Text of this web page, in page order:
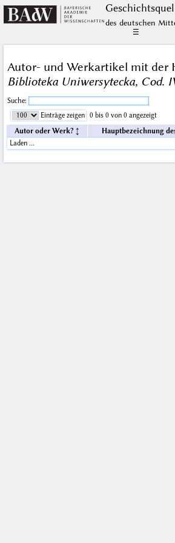
des deutschen
☰
Autor- und Werkartikel mit der
Biblioteka Uniwersytecka, Cod.
Suche:
Einträge zeigen
0 bis 0 von 0 angezeigt
Autor oder Werk?
Hauptbezeichnung
Laden …